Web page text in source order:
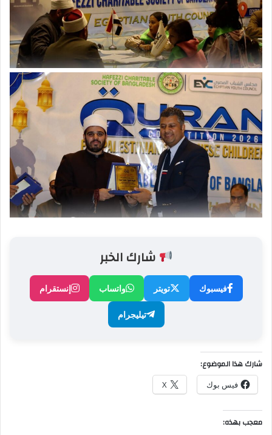
شارك الخبر
فيسبوك تويتر واتساب إنستقرام
تيليجرام
شارك هذا الموضوع:
فيس بوك X
معجب بهذه: